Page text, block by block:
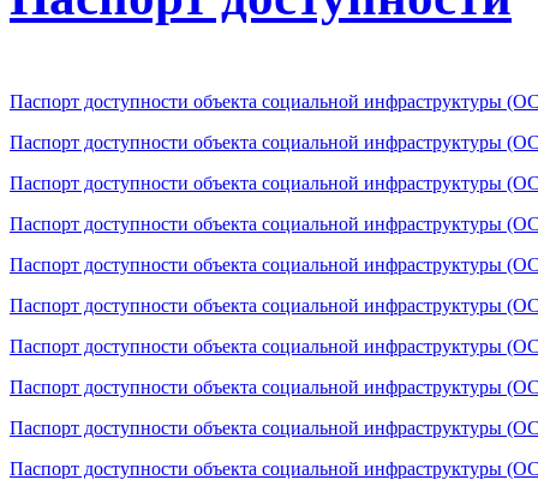
Паспорт доступности объекта социальной инфраструктуры
Паспорт доступности объекта социальной инфраструктуры
Паспорт доступности объекта социальной инфраструктуры
Паспорт доступности объекта социальной инфраструктуры
Паспорт доступности объекта социальной инфраструктуры
Паспорт доступности объекта социальной инфраструктуры
Паспорт доступности объекта социальной инфраструктуры
Паспорт доступности объекта социальной инфраструктуры
Паспорт доступности объекта социальной инфраструктуры
Паспорт доступности объекта социальной инфраструктуры